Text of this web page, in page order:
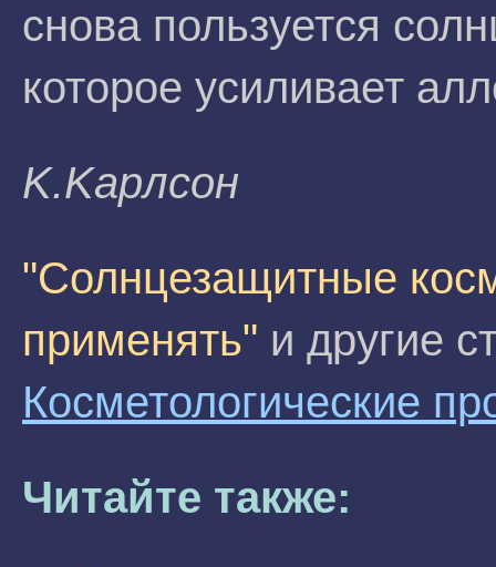
снова пользуется
которое усиливает
K.Kapлсoн
"Солнцезащитные
применять" и другие
Косметологические
Читайте также: